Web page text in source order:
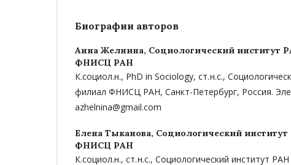
Биографии авторов
Анна Желнина, Социологический институт
ФНИСЦ РАН
К.социол.н., PhD in Sociology, ст. н.с.,
филиал ФНИСЦ РАН, Санкт-Петербург, Россия.
azhelnina@gmail.com
Елена Тыканова, Социологический
ФНИСЦ РАН
К.социол.н., ст. н.с., Социологический институт